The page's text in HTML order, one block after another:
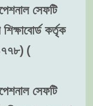
সেফটি
কর্তৃক
(
সেফটি